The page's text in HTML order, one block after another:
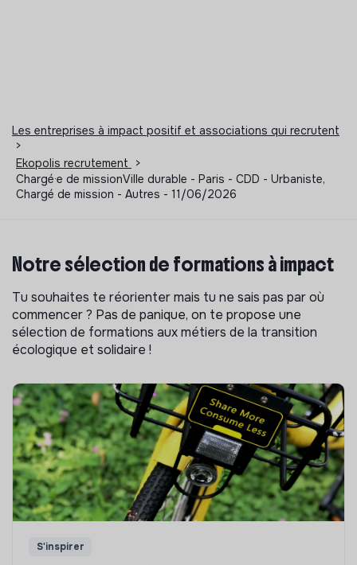
Les entreprises à impact positif et associations qui recrutent
>
Ekopolis recrutement
>
Chargé·e de missionVille durable - Paris - CDD - Urbaniste,
Chargé de mission - Autres - 11/06/2026
Notre sélection de formations à impact
Tu souhaites te réorienter mais tu ne sais pas par où
commencer ? Pas de panique, on te propose une
sélection de formations aux métiers de la transition
écologique et solidaire !
S'inspirer